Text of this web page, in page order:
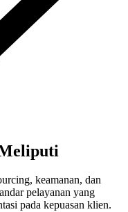
keamanan, dan
pelayanan yang
pada kepuasan klien.